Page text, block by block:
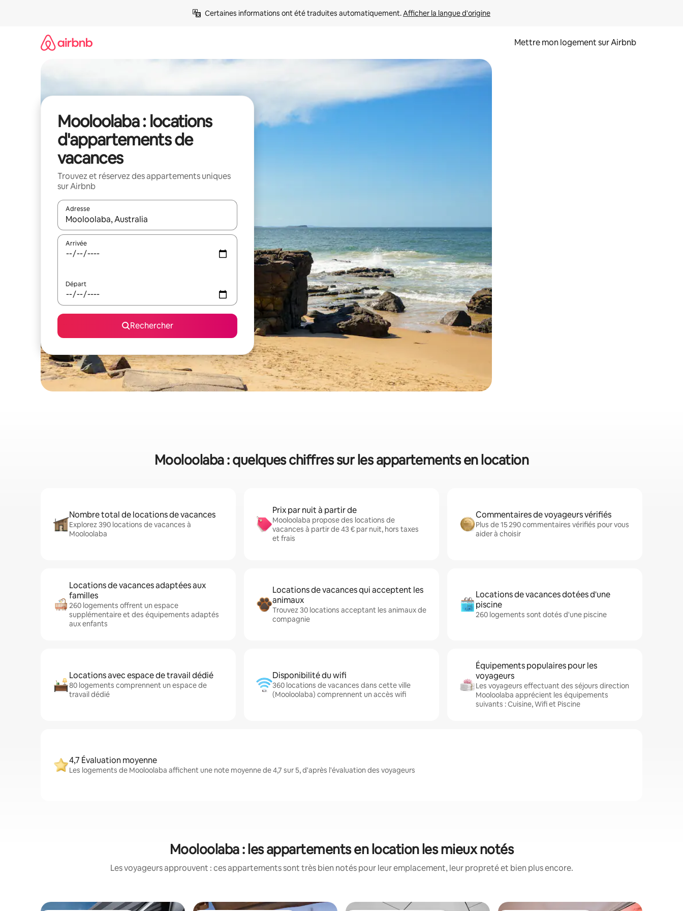
Certaines informations ont été traduites automatiquement. Afficher la langue d'origine
Mettre mon logement sur Airbnb
Mooloolaba : locations
d'appartements de
vacances
Trouvez et réservez des appartements uniques
sur Airbnb
Adresse
Lorsque les résultats s'affichent, utilisez les flèches vers le haut et vers le bas pour les parcourir ou en appuyant et en faisant glisser.
Arrivée
Départ
Rechercher
Mooloolaba : quelques chiffres sur les appartements en location
Nombre total de locations de vacances
Explorez 390 locations de vacances à
Mooloolaba
Prix par nuit à partir de
Mooloolaba propose des locations de
vacances à partir de 43 € par nuit, hors taxes
et frais
Commentaires de voyageurs vérifiés
Plus de 15 290 commentaires vérifiés pour vous
aider à choisir
Locations de vacances adaptées aux
familles
260 logements offrent un espace
supplémentaire et des équipements adaptés
aux enfants
Locations de vacances qui acceptent les
animaux
Trouvez 30 locations acceptant les animaux de
compagnie
Locations de vacances dotées d'une
piscine
260 logements sont dotés d'une piscine
Locations avec espace de travail dédié
80 logements comprennent un espace de
travail dédié
Disponibilité du wifi
360 locations de vacances dans cette ville
(Mooloolaba) comprennent un accès wifi
Équipements populaires pour les
voyageurs
Les voyageurs effectuant des séjours direction
Mooloolaba apprécient les équipements
suivants : Cuisine, Wifi et Piscine
4,7 Évaluation moyenne
Les logements de Mooloolaba affichent une note moyenne de 4,7 sur 5, d'après l'évaluation des voyageurs
Mooloolaba : les appartements en location les mieux notés
Les voyageurs approuvent : ces appartements sont très bien notés pour leur emplacement, leur propreté et bien plus encore.